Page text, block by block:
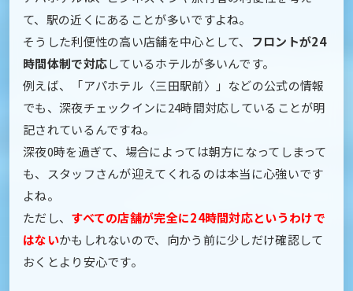
て、駅の近くにあることが多いですよね。
そうした利便性の高い店舗を中心として、
フロントが24
時間体制で対応しているホテルが多いんです。
例えば、「アパホテル〈三田駅前〉」などの公式の情報
でも、深夜チェックインに24時間対応していることが明
記されているんですね。
深夜0時を過ぎて、場合によっては朝方になってしまって
も、スタッフさんが迎えてくれるのは本当に心強いです
よね。
ただし、 すべての店舗が完全に24時間対応というわけで
はないかもしれないので、向かう前に少しだけ確認して
おくとより安心です。